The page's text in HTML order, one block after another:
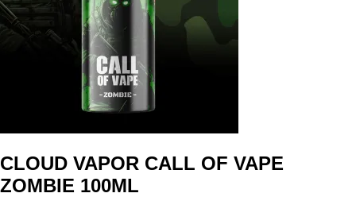
CLOUD VAPOR CALL OF VAPE
ZOMBIE 100ML